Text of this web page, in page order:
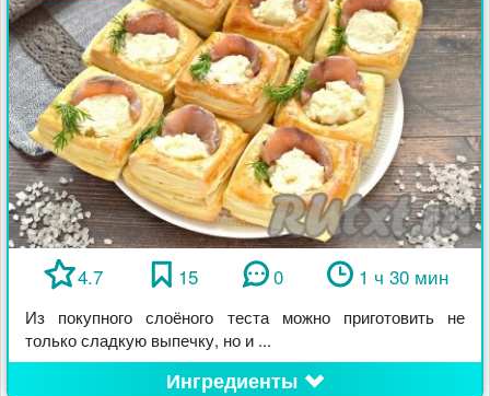
4.7 15 0 1 ч 30 мин
Из покупного слоёного теста можно приготовить не
только сладкую выпечку, но и ...
Ингредиенты